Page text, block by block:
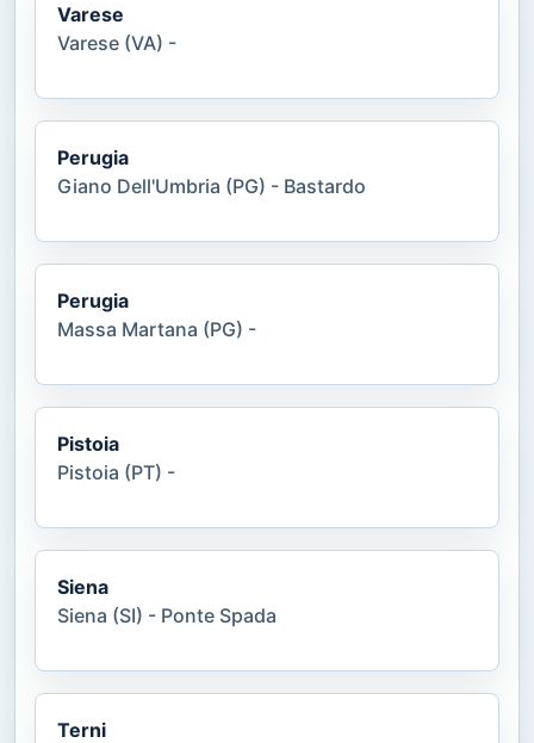
Varese
Varese (VA) -
Perugia
Giano Dell'Umbria (PG) - Bastardo
Perugia
Massa Martana (PG) -
Pistoia
Pistoia (PT) -
Siena
Siena (SI) - Ponte Spada
Terni